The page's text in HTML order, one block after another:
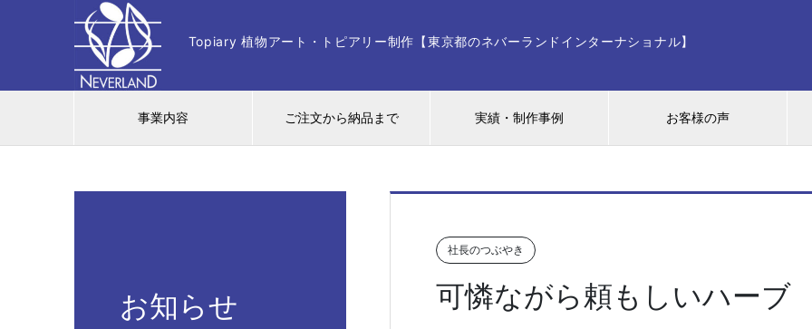
Topiary 植物アート・トピアリー制作【東京都のネバーランドインターナショナル】
事業内容 ご注文から納品まで 実績・制作事例 お客様の声
お知らせ
社長のつぶやき
可憐ながら頼もしいハーブ